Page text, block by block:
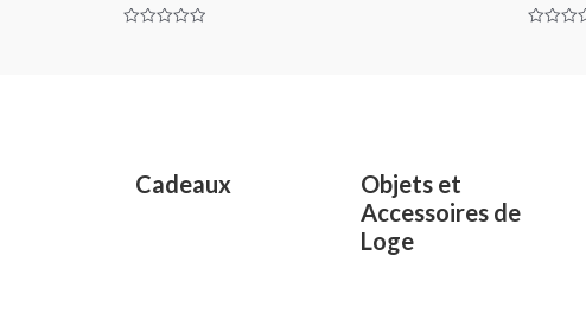
Cadeaux
Objets et
Accessoires de
Loge